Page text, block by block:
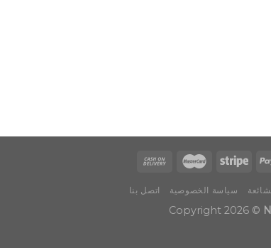
سياسة الخصوصية اتصل بنا
Copyright 2026 ©